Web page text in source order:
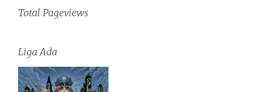
Total Pageviews
Liga Ada